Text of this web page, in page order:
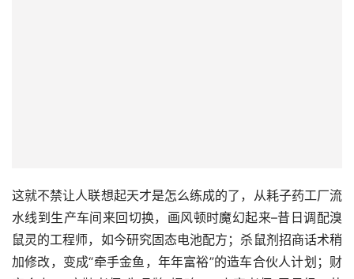
水线到生产车间来回切换，画风顿时魔幻起来–昔日调配溴
鼠灵的工程师，如今研究固态电池配方；杀鼠剂招商话术稍
加修改，变成“牵手金鱼，年年富裕”的造车合伙人计划；财
富会上，“商鞅老师”为品牌“提魂”，“上官老师”用易经八卦